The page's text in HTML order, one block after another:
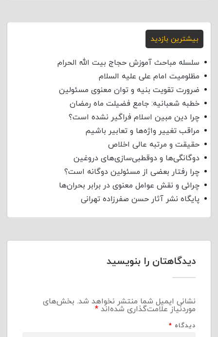
بیشترین بازدید
سلسله مباحث آموزش حجاج بیت الله الحرام
مظلومیت امام علی علیه السلام
ضرورت تقویت بنیه و توان معنوی مسئولین
خطبه شعبانیه: جامع فضیلت ماه رمضان
چرا دین مبین اسلام فراگیر نشده است؟
مراقب تغییر واژه‌ها و تعابیر باشیم
حقیقت و مرتبه عالی اخلاص
دوگانگی‌ها و دوقطبی‌سازی‌های دروغین
چرا رفتار بعضی از مسئولین دوگانه است؟
چرائی و نقش عوامل معنوی در برابر بحران‌ها
پایگاه نشر آثار حسن صفرزاده تهرانی
دیدگاهتان را بنویسید
نشانی ایمیل شما منتشر نخواهد شد. بخش‌های
موردنیاز علامت‌گذاری شده‌اند*
دیدگاه *